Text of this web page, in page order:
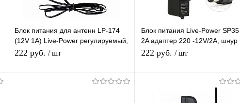
Блок питания для антенн LP-174
(12V 1A) Live-Power регулируемый,
с инжектором питания, c F-
222 руб. / шт
Блок питания Live-Power
2A адаптер 220 -12V/2A, шнур
м, штекер 5.5*2,5 мм
222 руб. / шт
В корзину